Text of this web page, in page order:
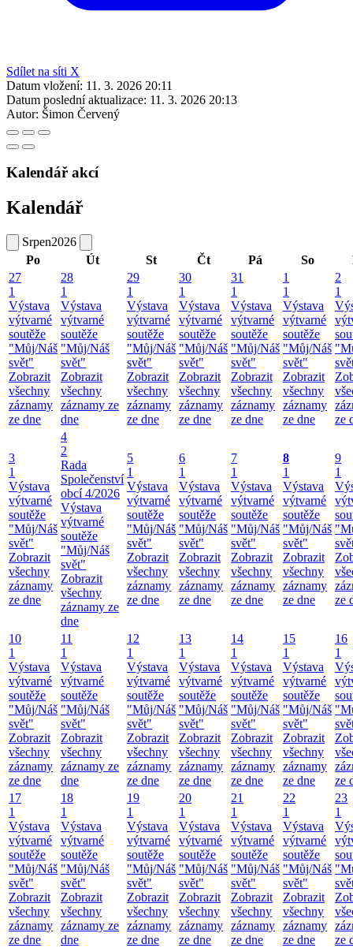
Sdílet na síti X
Datum vložení: 11. 3. 2026 20:11
Datum poslední aktualizace: 11. 3. 2026 20:13
Autor: Šimon Červený
Kalendář akcí
Kalendář
Srpen2026
Po
Út St Čt Pá So
27
1
Výstava
výtvarné
soutěže
"Můj/Náš
svět"
Zobrazit
všechny
záznamy
ze dne
28
1
Výstava
výtvarné
soutěže
"Můj/Náš
svět"
Zobrazit
všechny
záznamy ze
dne
29
1
Výstava
výtvarné
soutěže
"Můj/Náš
svět"
Zobrazit
všechny
záznamy
ze dne
30
1
Výstava
výtvarné
soutěže
"Můj/Náš
svět"
Zobrazit
všechny
záznamy
ze dne
31
1
Výstava
výtvarné
soutěže
"Můj/Náš
svět"
Zobrazit
všechny
záznamy
ze dne
1
1
Výstava
výtvarné
soutěže
"Můj/Náš
svět"
Zobrazit
všechny
záznamy
ze dne
2
1
ze
3
1
Výstava
výtvarné
soutěže
"Můj/Náš
svět"
Zobrazit
všechny
záznamy
ze dne
4
2
Rada
Společenství
obcí 4/2026
Výstava
výtvarné
soutěže
"Můj/Náš
svět"
Zobrazit
všechny
záznamy ze
dne
5
1
Výstava
výtvarné
soutěže
"Můj/Náš
svět"
Zobrazit
všechny
záznamy
ze dne
6
1
Výstava
výtvarné
soutěže
"Můj/Náš
svět"
Zobrazit
všechny
záznamy
ze dne
7
1
Výstava
výtvarné
soutěže
"Můj/Náš
svět"
Zobrazit
všechny
záznamy
ze dne
8
1
Výstava
výtvarné
soutěže
"Můj/Náš
svět"
Zobrazit
všechny
záznamy
ze dne
9
1
ze
10
1
Výstava
výtvarné
soutěže
"Můj/Náš
svět"
Zobrazit
všechny
záznamy
ze dne
11
1
Výstava
výtvarné
soutěže
"Můj/Náš
svět"
Zobrazit
všechny
záznamy ze
dne
12
1
Výstava
výtvarné
soutěže
"Můj/Náš
svět"
Zobrazit
všechny
záznamy
ze dne
13
1
Výstava
výtvarné
soutěže
"Můj/Náš
svět"
Zobrazit
všechny
záznamy
ze dne
14
1
Výstava
výtvarné
soutěže
"Můj/Náš
svět"
Zobrazit
všechny
záznamy
ze dne
15
1
Výstava
výtvarné
soutěže
"Můj/Náš
svět"
Zobrazit
všechny
záznamy
ze dne
16
1
ze
17
1
Výstava
výtvarné
soutěže
"Můj/Náš
svět"
Zobrazit
všechny
záznamy
ze dne
18
1
Výstava
výtvarné
soutěže
"Můj/Náš
svět"
Zobrazit
všechny
záznamy ze
dne
19
1
Výstava
výtvarné
soutěže
"Můj/Náš
svět"
Zobrazit
všechny
záznamy
ze dne
20
1
Výstava
výtvarné
soutěže
"Můj/Náš
svět"
Zobrazit
všechny
záznamy
ze dne
21
1
Výstava
výtvarné
soutěže
"Můj/Náš
svět"
Zobrazit
všechny
záznamy
ze dne
22
1
Výstava
výtvarné
soutěže
"Můj/Náš
svět"
Zobrazit
všechny
záznamy
ze dne
23
1
ze